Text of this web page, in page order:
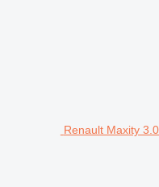
Renault Maxity